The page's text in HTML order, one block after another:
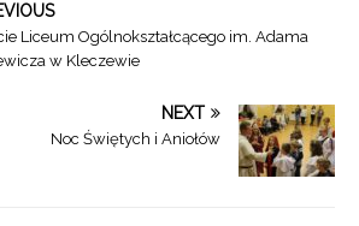
Liceum Ogólnokształcącego im. Adama
w Kleczewie
NEXT
Noc Świętych i Aniołów